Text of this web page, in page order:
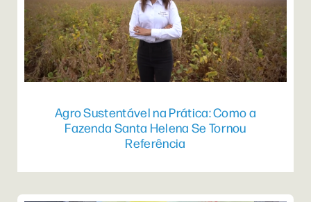
Agro Sustentável na Prática: Como a
Fazenda Santa Helena Se Tornou
Referência